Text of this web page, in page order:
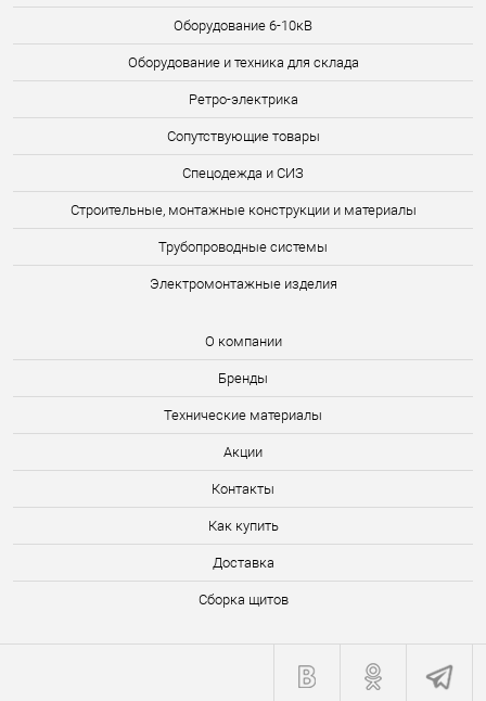
Оборудование 6-10кВ
Оборудование и техника для склада
Ретро-электрика
Сопутствующие товары
Спецодежда и СИЗ
Строительные, монтажные конструкции и материалы
Трубопроводные системы
Электромонтажные изделия
О компании
Бренды
Технические материалы
Акции
Контакты
Как купить
Доставка
Сборка щитов